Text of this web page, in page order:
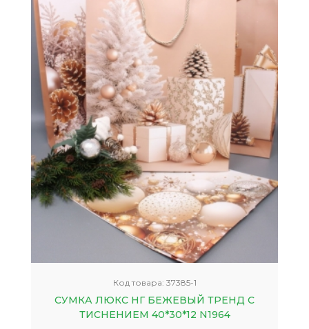
Код товара: 37385-1
СУМКА ЛЮКС НГ БЕЖЕВЫЙ ТРЕНД С
ТИСНЕНИЕМ 40*30*12 N1964